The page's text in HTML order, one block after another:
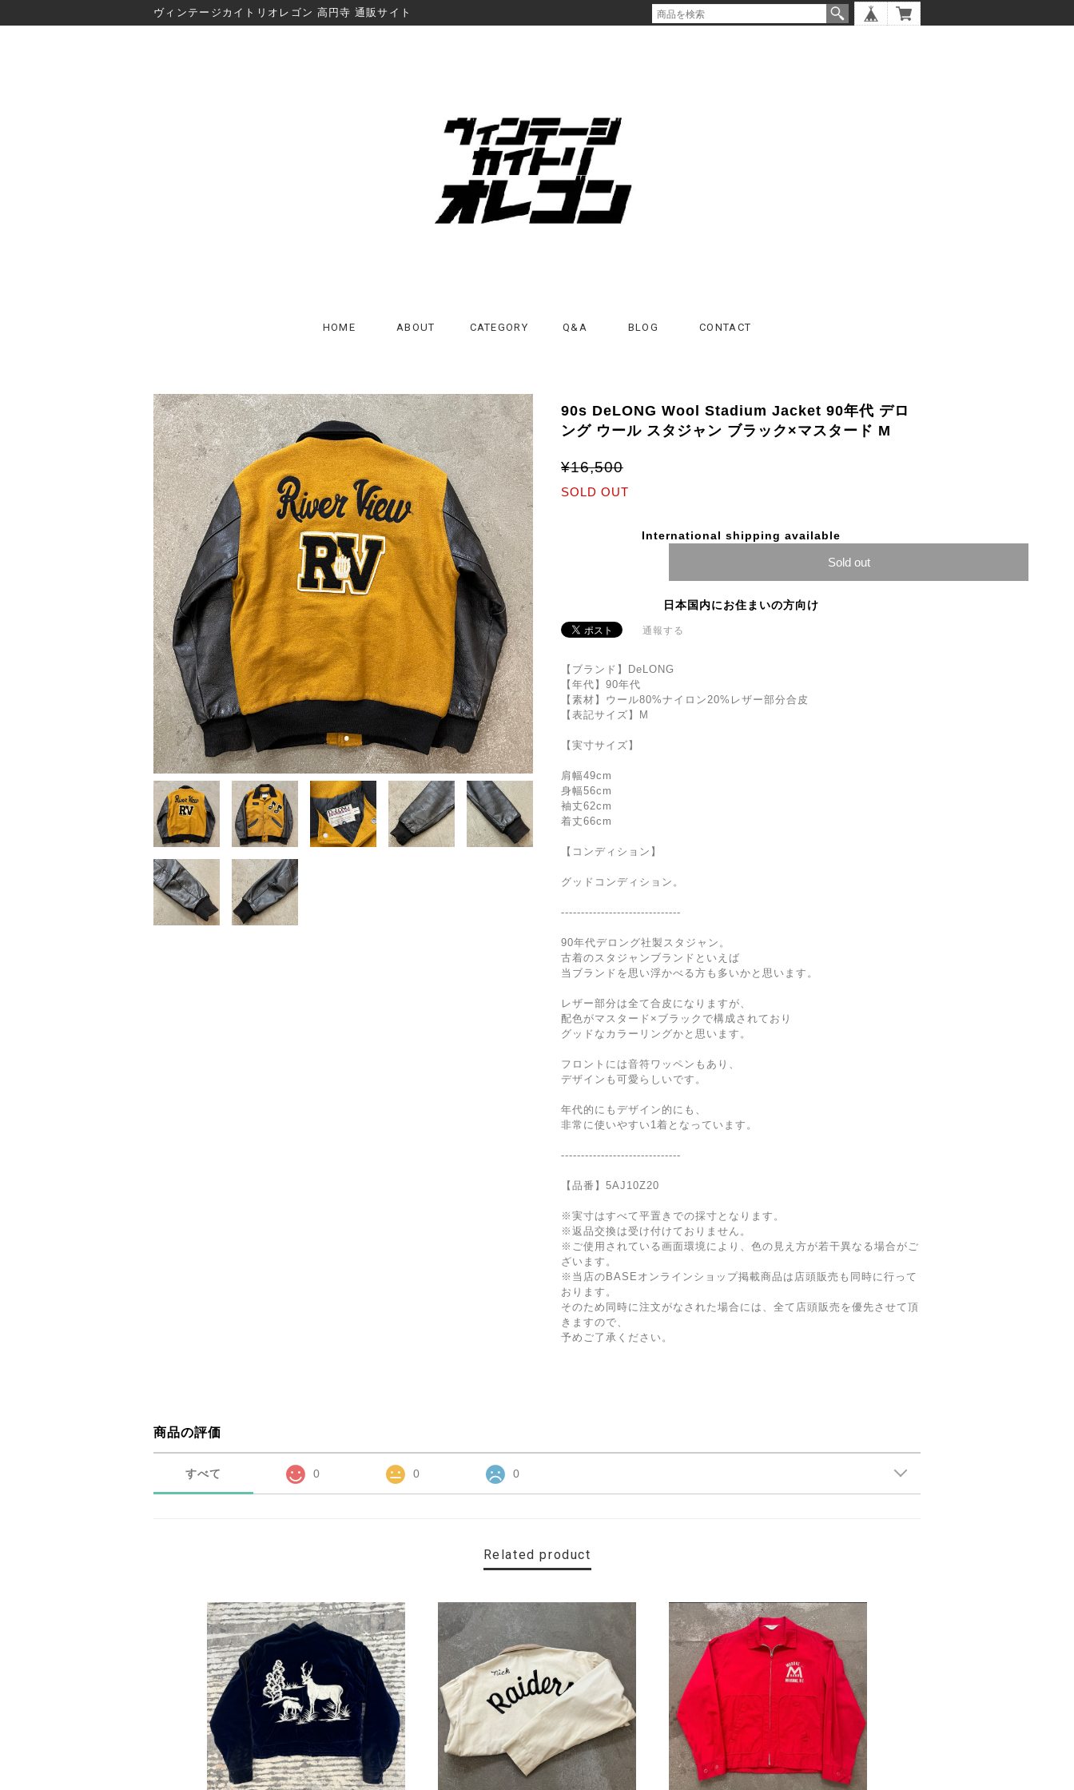
ヴィンテージカイトリオレゴン 高円寺 通販サイト
HOME ABOUT CATEGORY Q&A BLOG CONTACT
90s DeLONG Wool Stadium Jacket 90年代 デロ
ング ウール スタジャン ブラック×マスタード M
¥16,500
SOLD OUT
International shipping available
Sold out
日本国内にお住まいの方向け
通報する
【ブランド】DeLONG
【年代】90年代
【素材】ウール80%ナイロン20%レザー部分合皮
【表記サイズ】M
【実寸サイズ】
肩幅49cm
身幅56cm
袖丈62cm
着丈66cm
【コンディション】
グッドコンディション。
------------------------------
90年代デロング社製スタジャン。
古着のスタジャンブランドといえば
当ブランドを思い浮かべる方も多いかと思います。
レザー部分は全て合皮になりますが、
配色がマスタード×ブラックで構成されており
グッドなカラーリングかと思います。
フロントには音符ワッペンもあり、
デザインも可愛らしいです。
年代的にもデザイン的にも、
非常に使いやすい1着となっています。
------------------------------
【品番】5AJ10Z20
※実寸はすべて平置きでの採寸となります。
※返品交換は受け付けておりません。
※ご使用されている画面環境により、色の見え方が若干異なる場合がご
ざいます。
※当店のBASEオンラインショップ掲載商品は店頭販売も同時に行って
おります。
そのため同時に注文がなされた場合には、全て店頭販売を優先させて頂
きますので、
予めご了承ください。
商品の評価
すべて 0 0 0
Related product